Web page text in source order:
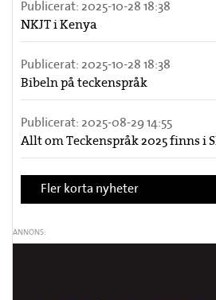
Publicerat: 2025-10-28 18:38
NKJT i Kenya
Publicerat: 2025-10-28 18:38
Bibeln på teckenspråk
Publicerat: 2025-08-29 14:55
Allt om Teckenspråk 2025 finns i
Fler korta nyheter
ANNONS: